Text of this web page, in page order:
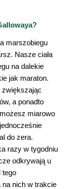
marszobiegu
Nasze ciała
na dalekie
jak maraton.
zwiększając
a ponadto
miarowo
do zera.
razy w tygodniu
odkrywają u
tego
na nich w trakcie